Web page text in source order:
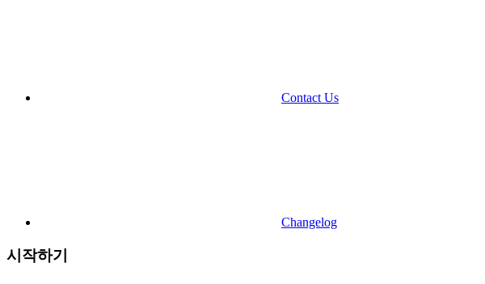
Contact Us
Changelog
시작하기